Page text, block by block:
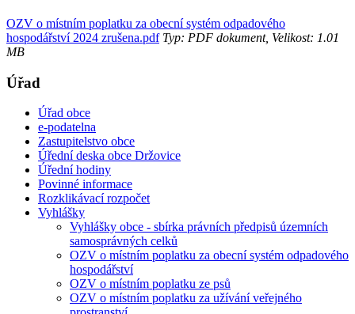
OZV o místním poplatku za obecní systém odpadového
hospodářství 2024 zrušena.pdfTyp: PDF dokument, Velikost: 1.01
MB
Úřad
Úřad obce
e-podatelna
Zastupitelstvo obce
Úřední deska obce Držovice
Úřední hodiny
Povinné informace
Rozklikávací rozpočet
Vyhlášky
Vyhlášky obce - sbírka právních předpisů územních
samosprávných celků
OZV o místním poplatku za obecní systém odpadového
hospodářství
OZV o místním poplatku ze psů
OZV o místním poplatku za užívání veřejného